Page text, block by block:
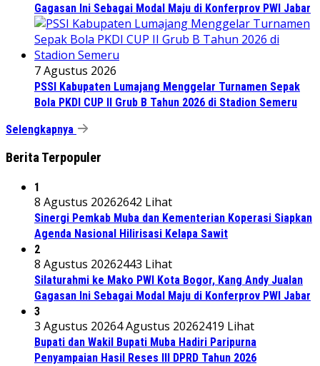
Gagasan Ini Sebagai Modal Maju di Konferprov PWI Jabar
7 Agustus 2026
PSSI Kabupaten Lumajang Menggelar Turnamen Sepak
Bola PKDI CUP II Grub B Tahun 2026 di Stadion Semeru
Selengkapnya
Berita Terpopuler
1
8 Agustus 20262642 Lihat
Sinergi Pemkab Muba dan Kementerian Koperasi Siapkan
Agenda Nasional Hilirisasi Kelapa Sawit
2
8 Agustus 20262443 Lihat
Silaturahmi ke Mako PWI Kota Bogor, Kang Andy Jualan
Gagasan Ini Sebagai Modal Maju di Konferprov PWI Jabar
3
3 Agustus 20264 Agustus 20262419 Lihat
Bupati dan Wakil Bupati Muba Hadiri Paripurna
Penyampaian Hasil Reses III DPRD Tahun 2026